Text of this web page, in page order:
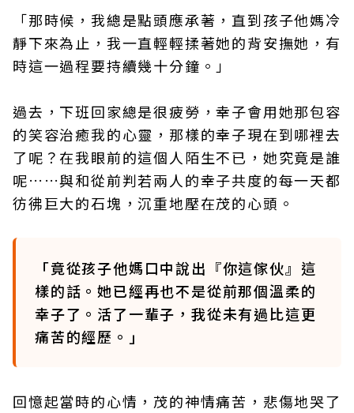
「那時候，我總是點頭應承著，直到孩子他媽冷
靜下來為止，我一直輕輕揉著她的背安撫她，有
時這一過程要持續幾十分鐘。」
過去，下班回家總是很疲勞，幸子會用她那包容
的笑容治癒我的心靈，那樣的幸子現在到哪裡去
了呢？在我眼前的這個人陌生不已，她究竟是誰
呢……與和從前判若兩人的幸子共度的每一天都
彷彿巨大的石塊，沉重地壓在茂的心頭。
「竟從孩子他媽口中說出『你這傢伙』這
樣的話。她已經再也不是從前那個溫柔的
幸子了。活了一輩子，我從未有過比這更
痛苦的經歷。」
回憶起當時的心情，茂的神情痛苦，悲傷地哭了